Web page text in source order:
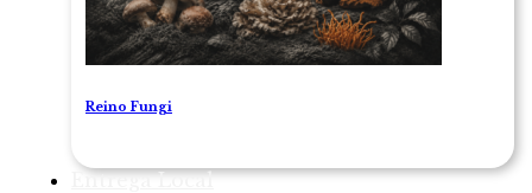
Reino Fungi
Entrega Local